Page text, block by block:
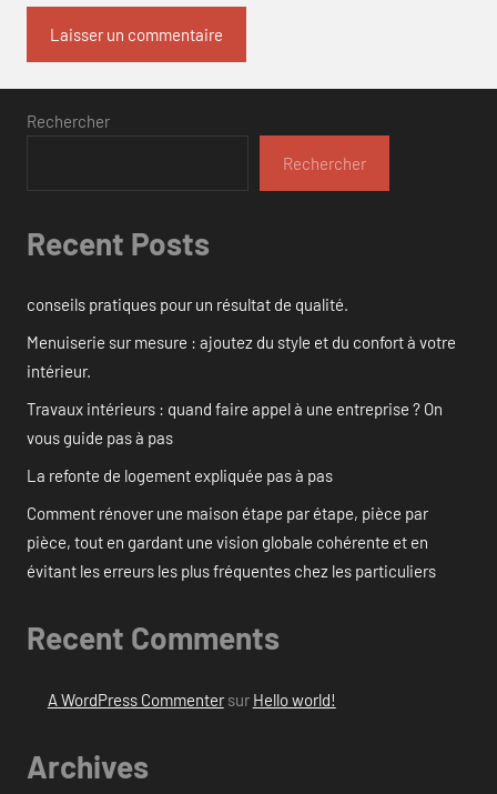
Rechercher
Rechercher
Recent Posts
conseils pratiques pour un résultat de qualité.
Menuiserie sur mesure : ajoutez du style et du confort à votre
intérieur.
Travaux intérieurs : quand faire appel à une entreprise ? On
vous guide pas à pas
La refonte de logement expliquée pas à pas
Comment rénover une maison étape par étape, pièce par
pièce, tout en gardant une vision globale cohérente et en
évitant les erreurs les plus fréquentes chez les particuliers
Recent Comments
A WordPress Commentersur Hello world!
Archives